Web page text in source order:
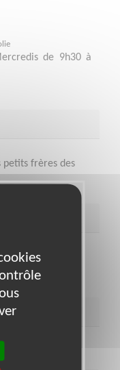
de 9h30 à
petits frères des
, accueil de